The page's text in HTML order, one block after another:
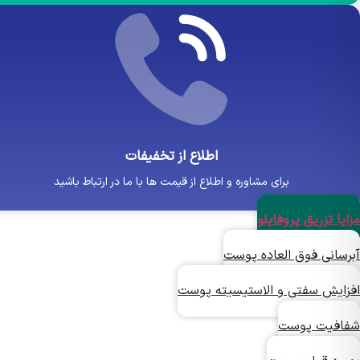
اطلاع از تخفیفات
برای مشاوره و اطلاع از قیمت ها با ما در ارتباط باشید
تزریق پروفایلو
فوق العاده پوست
سفتی و الاستیسیته پوست
پوست